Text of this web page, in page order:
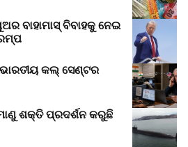
ବାହାମାସ୍ ବିବାହକୁ ନେଇ
କଲ୍‌ ସେଣ୍ଟର
ଶକ୍ତି ପ୍ରଦର୍ଶନ କରୁଛି